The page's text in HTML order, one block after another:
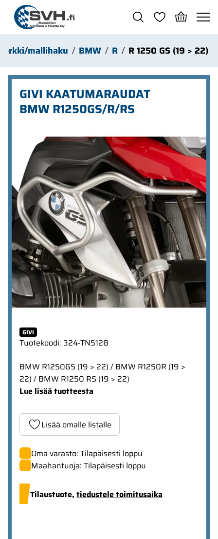
Siirry pääsisältöön
mallihaku BMW R R 1250 GS (19 > 22)
GIVI KAATUMARAUDAT
BMW R1250GS/R/RS
GIVI
Tuotekoodi: 324-TN5128
BMW R1250GS (19 > 22) / BMW R1250R (19 >
22) / BMW R1250 RS (19 > 22)
Lue lisää tuotteesta
Lisää omalle listalle
Oma varasto: Tilapäisesti loppu
Maahantuoja: Tilapäisesti loppu
Tilaustuote, tiedustele toimitusaika